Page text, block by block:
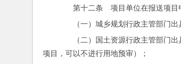
第十二条　项目单位在报送项目
（一）城乡规划行政主管部门出
（二）国土资源行政主管部门出
项目，可以不进行用地预审）；